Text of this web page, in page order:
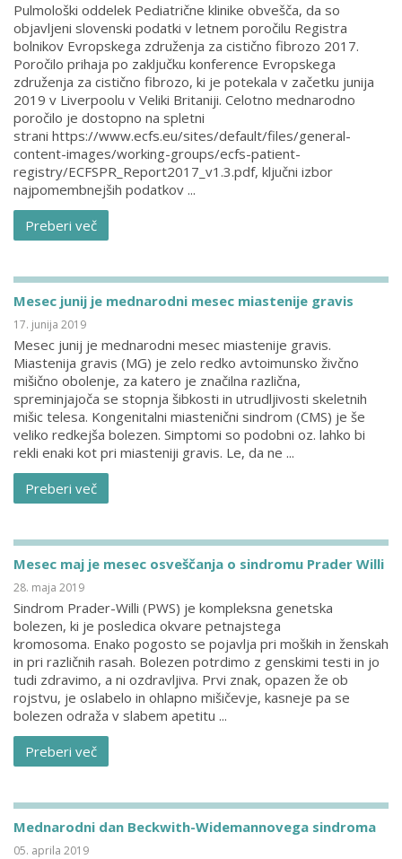
Pulmološki oddelek Pediatrične klinike obvešča, da so
objavljeni slovenski podatki v letnem poročilu Registra
bolnikov Evropskega združenja za cistično fibrozo 2017.
Poročilo prihaja po zaključku konference Evropskega
združenja za cistično fibrozo, ki je potekala v začetku junija
2019 v Liverpoolu v Veliki Britaniji. Celotno mednarodno
poročilo je dostopno na spletni
strani https://www.ecfs.eu/sites/default/files/general-
content-images/working-groups/ecfs-patient-
registry/ECFSPR_Report2017_v1.3.pdf, ključni izbor
najpomembnejših podatkov ...
Preberi več
Mesec junij je mednarodni mesec miastenije gravis
17. junija 2019
Mesec junij je mednarodni mesec miastenije gravis.
Miastenija gravis (MG) je zelo redko avtoimunsko živčno
mišično obolenje, za katero je značilna različna,
spreminjajoča se stopnja šibkosti in utrudljivosti skeletnih
mišic telesa. Kongenitalni miastenični sindrom (CMS) je še
veliko redkejša bolezen. Simptomi so podobni oz. lahko bi
rekli enaki kot pri miasteniji gravis. Le, da ne ...
Preberi več
Mesec maj je mesec osveščanja o sindromu Prader Willi
28. maja 2019
Sindrom Prader-Willi (PWS) je kompleksna genetska
bolezen, ki je posledica okvare petnajstega
kromosoma. Enako pogosto se pojavlja pri moških in ženskah
in pri različnih rasah. Bolezen potrdimo z genskimi testi in jo
tudi zdravimo, a ni ozdravljiva. Prvi znak, opazen že ob
rojstvu, je oslabelo in ohlapno mišičevje, kasneje pa se
bolezen odraža v slabem apetitu ...
Preberi več
Mednarodni dan Beckwith-Widemannovega sindroma
05. aprila 2019